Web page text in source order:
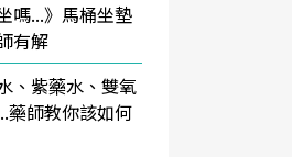
嗎...》馬桶坐墊
有解
、紫藥水、雙氧
藥師教你該如何